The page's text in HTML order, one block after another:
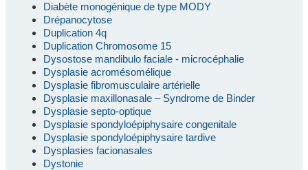
Diabète monogénique de type MODY
Drépanocytose
Duplication 4q
Duplication Chromosome 15
Dysostose mandibulo faciale - microcéphalie
Dysplasie acromésomélique
Dysplasie fibromusculaire artérielle
Dysplasie maxillonasale – Syndrome de Binder
Dysplasie septo-optique
Dysplasie spondyloépiphysaire congenitale
Dysplasie spondyloépiphysaire tardive
Dysplasies facionasales
Dystonie